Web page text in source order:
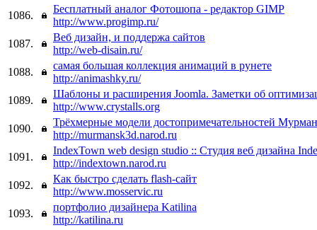
1086.
Бесплатный аналог Фотошопа - редактор GIMP
http://www.progimp.ru/
1087.
Веб дизайн, и поддержа сайтов
http://web-disain.ru/
1088.
самая большая коллекция анимаций в рунете
http://animashky.ru/
1089.
Шаблоны и расширения Joomla. Заметки об
http://www.crystalls.org
1090.
Трёхмерные модели достопримечательностей
http://murmansk3d.narod.ru
1091.
IndexTown web design studio :: Студия веб дизайна
http://indextown.narod.ru
1092.
Как быстро сделать flash-сайт
http://www.mosservic.ru
1093.
портфолио дизайнера Katilina
http://katilina.ru